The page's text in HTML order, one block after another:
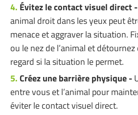
Évitez le contact visuel direct -
animal droit dans les yeux peut
menace et aggraver la situation.
ou le nez de l’animal et
regard si la situation le permet.
Créez une barrière physique -
entre vous et l’animal pour
éviter le contact visuel direct.